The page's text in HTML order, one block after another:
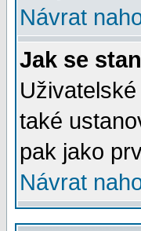
Návrat
Jak se
také
pak jako
Návrat